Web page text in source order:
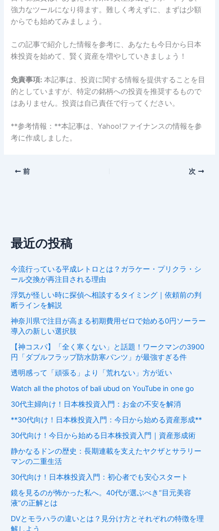
強力なツールになり得ます。難しく考えずに、まずは少額
からでも始めてみましょう。
この記事で紹介した情報を参考に、あなたも今日から日本
株投資を始めて、賢く資産を増やしていきましょう！
免責事項: 本記事は、投資に関する情報を提供することを目
的としていますが、特定の銘柄への投資を推奨するもので
はありません。投資は自己責任で行ってください。
**参考情報：**本記事は、Yahoo!ファイナンスの情報を参
考に作成しました。
前 次
最近の投稿
今流行っている平成レトロとは？ガラケー・プリクラ・シ
ール交換が再注目される理由
浮気が怪しい時に探偵へ相談するタイミング｜依頼前の判
断ラインを解説
神奈川県で注目が高まる初期費用ゼロで始める0円ソーラー
導入の新しい選択肢
【神コスパ】「全く寒くない」と話題！ワークマンの3900
円「ダブルフラップ防水防寒パンツ」が最強すぎる件
透明感って「頑張る」より「荒れない」方が近い
Watch all the photos of bali ubud on YouTube in one go
30代主婦向け！日本株投資入門：お金の不安を解消
**30代向け！日本株投資入門：今日から始める資産形成**
30代向け！今日から始める日本株投資入門｜資産形成術
静かなるドンの歴史：長期連載を支えたヤクザとサラリー
マンの二重生活
30代向け！日本株投資入門：初心者でも安心スタート
鏡を見るのが怖かった私へ。40代が選ぶべき“目元美容
液”の正解とは
DVとモラハラの違いとは？見分け方とそれぞれの特徴を理
解しよう